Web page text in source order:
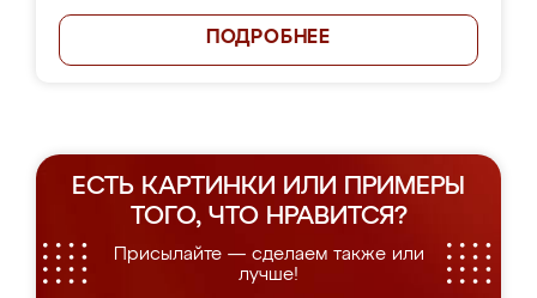
ПОДРОБНЕЕ
ЕСТЬ КАРТИНКИ ИЛИ ПРИМЕРЫ
ТОГО, ЧТО НРАВИТСЯ?
Присылайте — сделаем также или
лучше!